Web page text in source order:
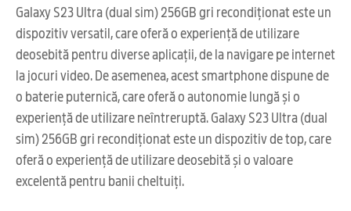
Galaxy S23 Ultra (dual sim) 256GB gri recondiționat este un
dispozitiv versatil, care oferă o experiență de utilizare
deosebită pentru diverse aplicații, de la navigare pe internet
la jocuri video. De asemenea, acest smartphone dispune de
o baterie puternică, care oferă o autonomie lungă și o
experiență de utilizare neîntreruptă. Galaxy S23 Ultra (dual
sim) 256GB gri recondiționat este un dispozitiv de top, care
oferă o experiență de utilizare deosebită și o valoare
excelentă pentru banii cheltuiți.